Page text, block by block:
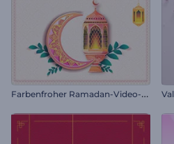
F
arbenfroher Ramadan-Video-Opener